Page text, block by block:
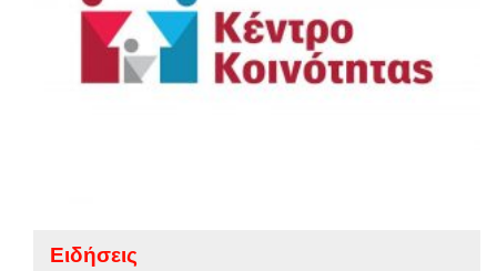
Ειδήσεις